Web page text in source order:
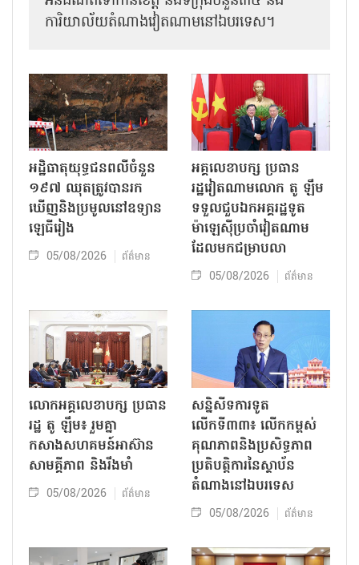
ការិយាល័យតំណាងវៀតណាមនៅឯ​បរទេស។
អដ្ឋិធាតុយុទ្ធជនពលីចំនួន
១៩៧ ឈុតត្រូវបានរក
ឃើញនិងប្រមូលនៅឧទ្យាន
ឡេធីរៀង
05/08/2026 ព័ត៌មាន
អគ្គលេខាបក្ស ប្រធាន
រដ្ឋវៀតណាមលោក តូ ឡឹម
ទទួលជួបឯកអគ្គរដ្ឋទូត
ម៉ាឡេស៊ីប្រចាំវៀតណាម
ដែលមកជម្រាបលា
05/08/2026 ព័ត៌មាន
លោក​អគ្គលេខាបក្ស ប្រធាន
រដ្ឋ តូ ឡឹម៖ រួមគ្នា
កសាងសហគមន៍អាស៊ាន
សាមគ្គីភាព និងរឹងមាំ
05/08/2026 ព័ត៌មាន
សន្និសីទការទូត
លើកទី៣៣៖ លើក​កម្ពស់
គុណភាពនិងប្រសិទ្ធភាព
ប្រតិបត្តិការ​នៃស្ថាប័ន​​
តំណាងនៅឯ​បរទេស​
05/08/2026 ព័ត៌មាន